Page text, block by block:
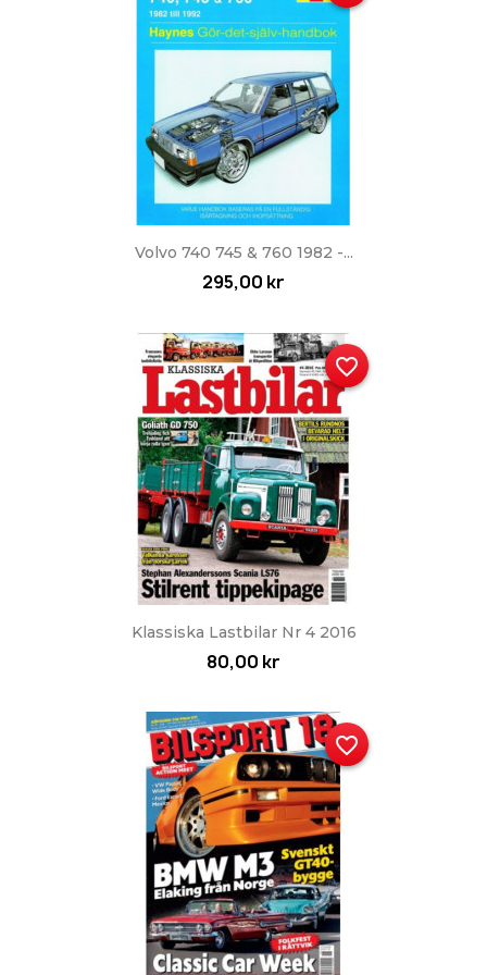
Volvo 740 745 & 760 1982 -...
295,00 kr
Klassiska Lastbilar Nr 4 2016
80,00 kr
favorite_border
favorite_border